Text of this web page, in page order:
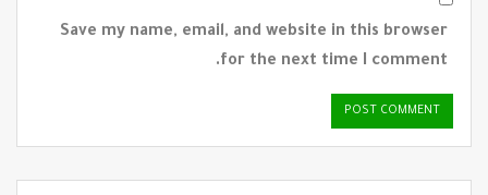
Save my name, email, and website in this browser
for the next time I comment.